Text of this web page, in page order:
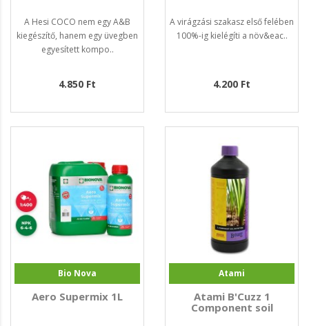
A Hesi COCO nem egy A&B
kiegészítő, hanem egy üvegben
egyesített kompo..
4.850 Ft
A virágzási szakasz első felében
100%-ig kielégíti a növ&eac..
4.200 Ft
Bio Nova
Aero Supermix 1L
Atami
Atami B'Cuzz 1
Component soil